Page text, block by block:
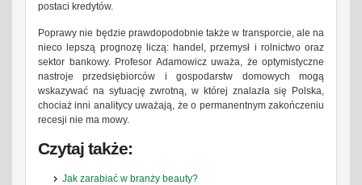
postaci kredytów.
Poprawy nie będzie prawdopodobnie także w transporcie, ale na
nieco lepszą prognozę liczą: handel, przemysł i rolnictwo oraz
sektor bankowy. Profesor Adamowicz uważa, że optymistyczne
nastroje przedsiębiorców i gospodarstw domowych mogą
wskazywać na sytuację zwrotną, w której znalazła się Polska,
chociaż inni analitycy uważają, że o permanentnym zakończeniu
recesji nie ma mowy.
Czytaj także:
Jak zarabiać w branży beauty?